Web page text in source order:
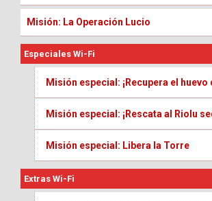
Misión: La Operación Lucio
Especiales Wi-Fi
Misión especial: ¡Recupera el huevo
Misión especial: ¡Rescata al Riolu
Misión especial: Libera la Torre
Extras Wi-Fi